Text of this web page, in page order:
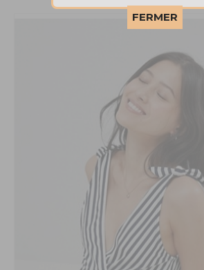
This popup will close in:
FERMER